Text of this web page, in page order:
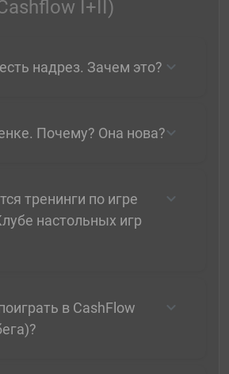
I+II)
надрез. Зачем это?
Почему? Она нова?
тренинги по игре
настольных игр
в CashFlow